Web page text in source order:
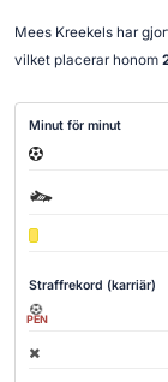
Mees Kreekels har
vilket placerar honom
Minut för minut
Straffrekord (karriär)
PEN